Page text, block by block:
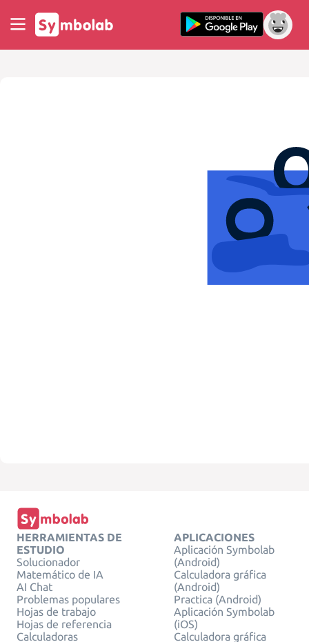
HERRAMIENTAS DE
ESTUDIO
Solucionador
Matemático de IA
AI Chat
Problemas populares
Hojas de trabajo
Hojas de referencia
Calculadoras
APLICACIONES
Aplicación Symbolab
(Android)
Calculadora gráfica
(Android)
Practica (Android)
Aplicación Symbolab
(iOS)
Calculadora gráfica